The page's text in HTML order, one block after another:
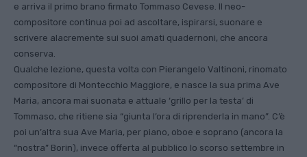
e arriva il primo brano firmato Tommaso Cevese. Il neo-
compositore continua poi ad ascoltare, ispirarsi, suonare e
scrivere alacremente sui suoi amati quadernoni, che ancora
conserva.
Qualche lezione, questa volta con Pierangelo Valtinoni, rinomato
compositore di Montecchio Maggiore, e nasce la sua prima Ave
Maria, ancora mai suonata e attuale ‘grillo per la testa’ di
Tommaso, che ritiene sia “giunta l’ora di riprenderla in mano”. C’è
poi un’altra sua Ave Maria, per piano, oboe e soprano (ancora la
“nostra” Borin), invece offerta al pubblico lo scorso settembre in